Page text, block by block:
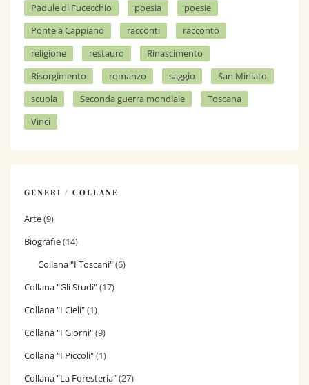
Padule di Fucecchio
poesia
poesie
Ponte a Cappiano
racconti
racconto
religione
restauro
Rinascimento
Risorgimento
romanzo saggio
San Miniato
scuola
Seconda guerra mondiale
Toscana
Vinci
GENERI / COLLANE
Arte(9)
Biografie(14)
Collana "I Toscani"(6)
Collana "Gli Studi"(17)
Collana "I Cieli"(1)
Collana "I Giorni"(9)
Collana "I Piccoli"(1)
Collana "La Foresteria"(27)